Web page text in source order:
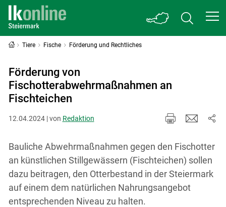
Tiere Fische Förderung und Rechtliches
Förderung von
Fischotterabwehrmaßnahmen an
Fischteichen
12.04.2024 | von Redaktion
Bauliche Abwehrmaßnahmen gegen den Fischotter
an künstlichen Stillgewässern (Fischteichen) sollen
dazu beitragen, den Otterbestand in der Steiermark
auf einem dem natürlichen Nahrungsangebot
entsprechenden Niveau zu halten.